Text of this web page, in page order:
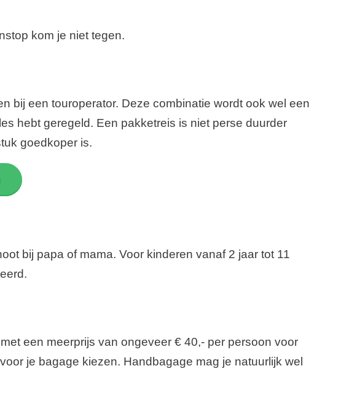
kom je niet tegen.
bij een touroperator. Deze combinatie wordt ook wel een
hebt geregeld. Een pakketreis is niet perse duurder
goedkoper is.
bij papa of mama. Voor kinderen vanaf 2 jaar tot 11
een meerprijs van ongeveer € 40,- per persoon voor
je bagage kiezen. Handbagage mag je natuurlijk wel